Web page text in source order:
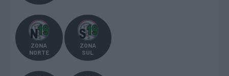
ZONA
NORTE
ZONA
SUL